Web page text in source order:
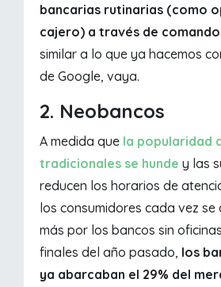
bancarias rutinarias (como
cajero) a través de
similar a lo que ya hacemos
de Google, vaya.
2. Neobancos
A medida que la popularidad
tradicionales se hunde y las
reducen los horarios de
los consumidores cada vez se
más por los bancos sin
finales del año pasado, los
ya abarcaban el 29% del